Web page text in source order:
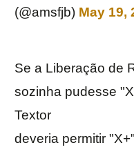
(@amsfjb) May 19,
Se a Liberação de
sozinha pudesse
Textor
deveria permitir